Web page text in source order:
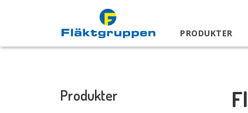
PRODUKTER
Produkter